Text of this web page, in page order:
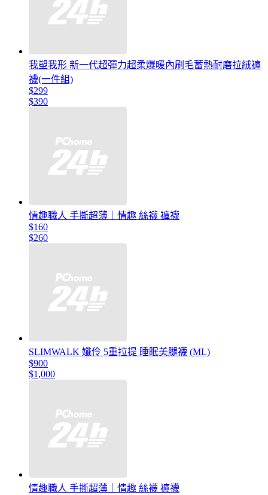
我塑我形 新一代超彈力超柔爆暖內刷毛蓄熱耐磨拉絨褲
襪(一件組)
$299
$390
情趣職人 手撕超薄｜情趣 絲襪 褲襪
$160
$260
SLIMWALK 孅伶 5重拉提 睡眠美腿襪 (ML)
$900
$1,000
情趣職人 手撕超薄｜情趣 絲襪 褲襪